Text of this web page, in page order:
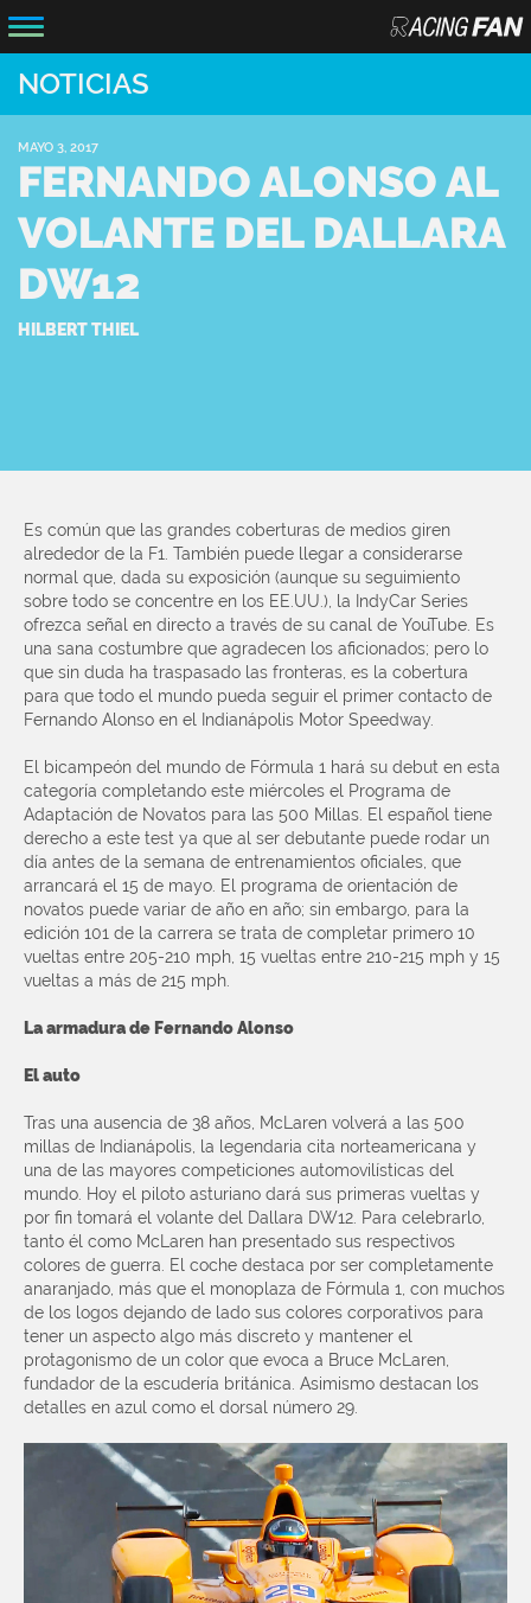
NOTICIAS
MAYO 3, 2017
FERNANDO ALONSO AL
VOLANTE DEL DALLARA
DW12
HILBERT THIEL
Es común que las grandes coberturas de medios giren
alrededor de la F1. También puede llegar a considerarse
normal que, dada su exposición (aunque su seguimiento
sobre todo se concentre en los EE.UU.), la IndyCar Series
ofrezca señal en directo a través de su canal de YouTube. Es
una sana costumbre que agradecen los aficionados; pero lo
que sin duda ha traspasado las fronteras, es la cobertura
para que todo el mundo pueda seguir el primer contacto de
Fernando Alonso en el Indianápolis Motor Speedway.
El bicampeón del mundo de Fórmula 1 hará su debut en esta
categoría completando este miércoles el Programa de
Adaptación de Novatos para las 500 Millas. El español tiene
derecho a este test ya que al ser debutante puede rodar un
día antes de la semana de entrenamientos oficiales, que
arrancará el 15 de mayo. El programa de orientación de
novatos puede variar de año en año; sin embargo, para la
edición 101 de la carrera se trata de completar primero 10
vueltas entre 205-210 mph, 15 vueltas entre 210-215 mph y 15
vueltas a más de 215 mph.
La armadura de Fernando Alonso
El auto
Tras una ausencia de 38 años, McLaren volverá a las 500
millas de Indianápolis, la legendaria cita norteamericana y
una de las mayores competiciones automovilísticas del
mundo. Hoy el piloto asturiano dará sus primeras vueltas y
por fin tomará el volante del Dallara DW12. Para celebrarlo,
tanto él como McLaren han presentado sus respectivos
colores de guerra. El coche destaca por ser completamente
anaranjado, más que el monoplaza de Fórmula 1, con muchos
de los logos dejando de lado sus colores corporativos para
tener un aspecto algo más discreto y mantener el
protagonismo de un color que evoca a Bruce McLaren,
fundador de la escudería británica. Asimismo destacan los
detalles en azul como el dorsal número 29.